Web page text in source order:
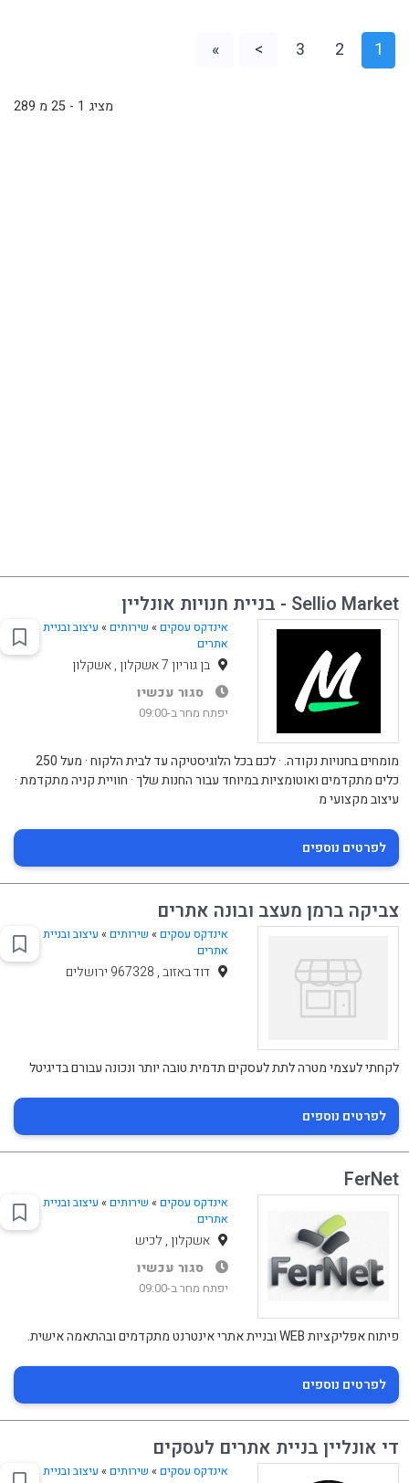
1
2
3
>
»
מציג 1 - 25 מ 289
Sellio Market - בניית חנויות אונליין
אינדקס עסקים » שירותים» עיצוב ובניית
אתרים
בן גוריון 7 אשקלון , אשקלון
סגור עכשיו
יפתח מחר ב-09:00
מומחים בחנויות נקודה. · לכם בכל הלוגיסטיקה עד לבית הלקוח · מעל 250
כלים מתקדמים ואוטומציות במיוחד עבור החנות שלך · חוויית קניה מתקדמת ·
עיצוב מקצועי מ
לפרטים נוספים
צביקה ברמן מעצב ובונה אתרים
אינדקס עסקים » שירותים» עיצוב ובניית
אתרים
דוד באזוב , 967328 ירושלים
לקחתי לעצמי מטרה לתת לעסקים תדמית טובה יותר ונכונה עבורם בדיגיטל
לפרטים נוספים
FerNet
אינדקס עסקים » שירותים» עיצוב ובניית
אתרים
אשקלון , לכיש
סגור עכשיו
יפתח מחר ב-09:00
פיתוח אפליקציות WEB ובניית אתרי אינטרנט מתקדמים ובהתאמה אישית.
לפרטים נוספים
די אונליין בניית אתרים לעסקים
אינדקס עסקים » שירותים» עיצוב ובניית